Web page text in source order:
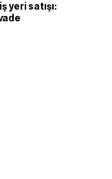
yeri satışı: